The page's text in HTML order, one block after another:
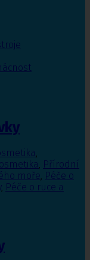
,
, Přírodní
moře, Péče o
, Péče o ruce a